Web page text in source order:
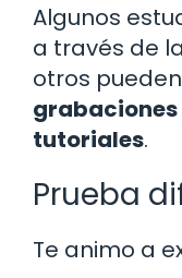
Algunos
a través de la
otros
grabaciones
tutoriales.
Prueba
Te animo a